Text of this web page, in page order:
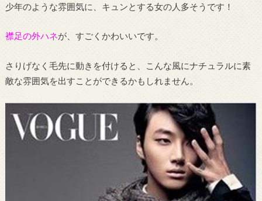
少年のような雰囲気に、キュンとする女の人多そうです！
襟足の外ハネが、すごくかわいいです。
さりげなく毛先に動きを付けると、こんな風にナチュラルに素
敵な雰囲気を出すことができるかもしれません。